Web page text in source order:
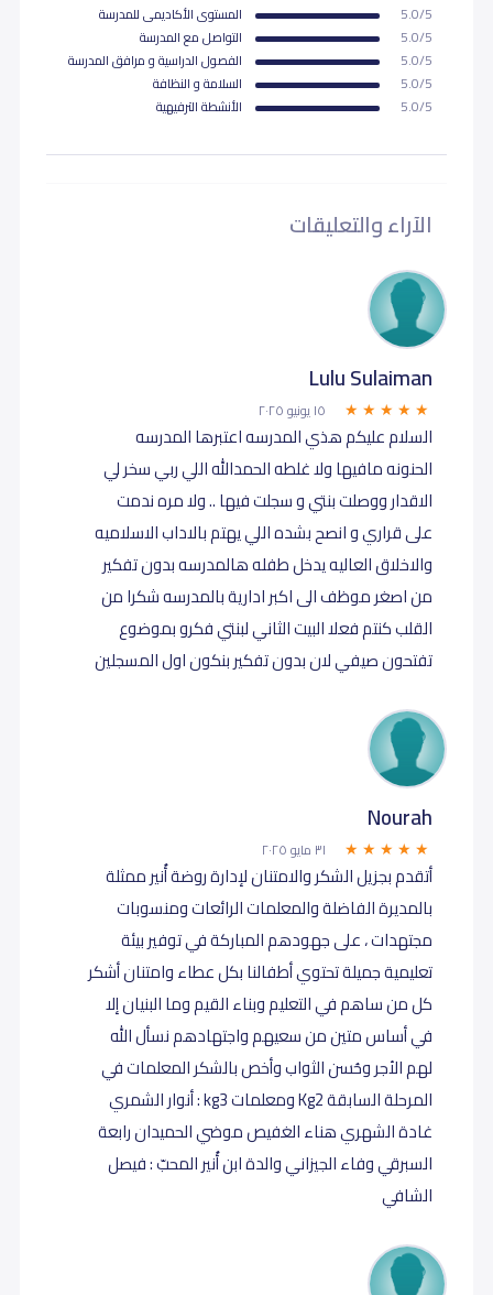
5.0/5
المستوى اﻷكاديمى للمدرسة
5.0/5
التواصل مع المدرسة
5.0/5
الفصول الدراسية و مرافق المدرسة
5.0/5
السلامة و النظافة
5.0/5
اﻷنشطة الترفيهية
الآراء والتعليقات
Lulu Sulaiman
١٥ يونيو ٢٠٢٥
السلام عليكم هذي المدرسه اعتبرها المدرسه
الحنونه مافيها ولا غلطه الحمدالله اللي ربي سخر لي
الاقدار ووصلت بنتي و سجلت فيها .. ولا مره ندمت
على قراري و انصح بشده اللي يهتم بالاداب الاسلاميه
والاخلاق العاليه يدخل طفله هالمدرسه بدون تفكير
من اصغر موظف الى اكبر ادارية بالمدرسه شكرا من
القلب كنتم فعلا البيت الثاني لبنتي فكرو بموضوع
تفتحون صيفي لان بدون تفكير بنكون اول المسجلين
Nourah
٣١ مايو ٢٠٢٥
أتقدم بجزيل الشكر والامتنان لإدارة روضة أُنير ممثلة
بالمديرة الفاضلة والمعلمات الرائعات ومنسوبات
مجتهدات ، على جهودهم المباركة في توفير بيئة
تعليمية جميلة تحتوي أطفالنا بكل عطاء وامتنان أشكر
كل من ساهم في التعليم وبناء القيم وما البنيان إلا
في أساس متين من سعيهم واجتهادهم نسأل الله
لهم الأجر وحُسن الثواب وأخص بالشكر المعلمات في
المرحلة السابقة Kg2 ومعلمات kg3 : أنوار الشمري
غادة الشهري هناء الغفيص موضي الحميدان رابعة
السبرقي وفاء الجيزاني والدة ابن أُنير المحبّ : فيصل
الشافي